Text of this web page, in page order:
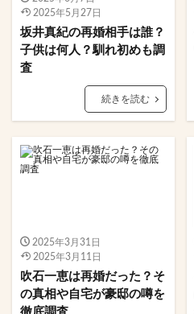
2025年5月27日
坂井真紀の再婚相手は誰？
子供は何人？馴れ初めも調
査
続きを読む
2025年3月31日
2025年3月11日
吹石一恵は再婚だった？そ
の真相や自宅が豪邸の噂を